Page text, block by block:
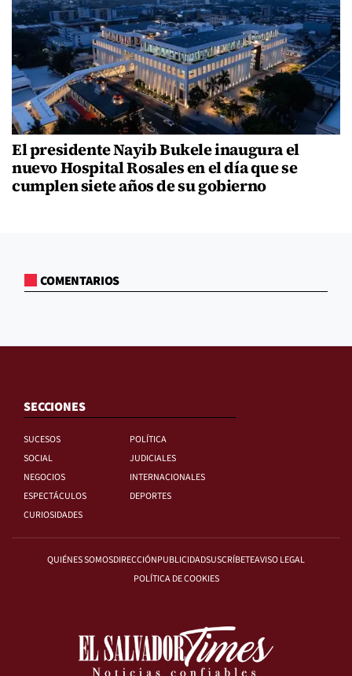
El presidente Nayib Bukele inaugura el
nuevo Hospital Rosales en el día que se
cumplen siete años de su gobierno
COMENTARIOS
SECCIONES
SUCESOS
POLÍTICA
SOCIAL
JUDICIALES
NEGOCIOS
INTERNACIONALES
ESPECTÁCULOS
DEPORTES
CURIOSIDADES
QUIÉNES SOMOSDIRECCIÓNPUBLICIDADSUSCRÍBETEAVISO LEGAL
POLÍTICA DE COOKIES